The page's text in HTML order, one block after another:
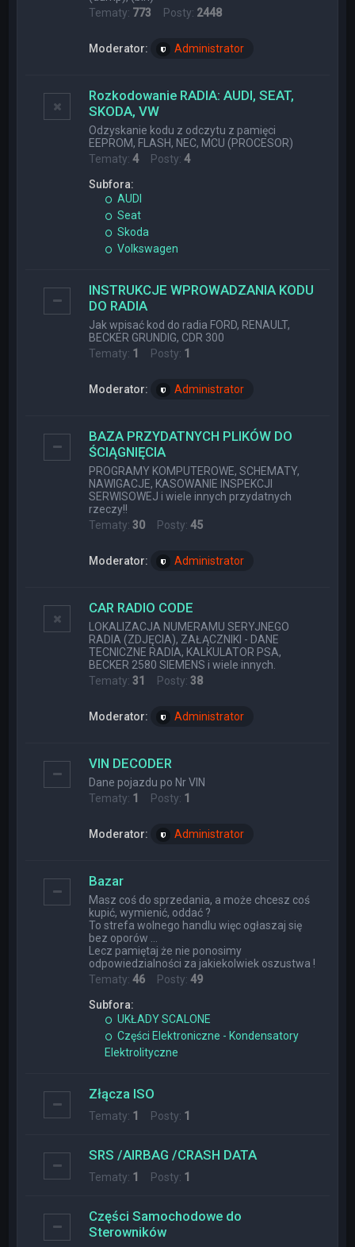
Tematy: 773 Posty: 2448
Moderator: Administrator
Rozkodowanie RADIA: AUDI, SEAT,
SKODA, VW
Odzyskanie kodu z odczytu z pamięci
EEPROM, FLASH, NEC, MCU (PROCESOR)
Tematy:4Posty:4
Subfora:
AUDI
Seat
Skoda
Volkswagen
INSTRUKCJE WPROWADZANIA KODU
DO RADIA
Jak wpisać kod do radia FORD, RENAULT,
BECKER GRUNDIG, CDR 300
Tematy: 1 Posty: 1
Moderator: Administrator
BAZA PRZYDATNYCH PLIKÓW DO
ŚCIĄGNIĘCIA
PROGRAMY KOMPUTEROWE, SCHEMATY,
NAWIGACJE, KASOWANIE INSPEKCJI
SERWISOWEJ i wiele innych przydatnych
rzeczy!!
Tematy:30 Posty:45
Moderator: Administrator
CAR RADIO CODE
LOKALIZACJA NUMERAMU SERYJNEGO
RADIA (ZDJĘCIA), ZAŁĄCZNIKI - DANE
TECNICZNE RADIA, KALKULATOR PSA,
BECKER 2580 SIEMENS i wiele innych.
Tematy:31 Posty:38
Moderator: Administrator
VIN DECODER
Dane pojazdu po Nr VIN
Tematy: 1 Posty: 1
Moderator: Administrator
Bazar
Masz coś do sprzedania, a może chcesz coś
kupić, wymienić, oddać ?
To strefa wolnego handlu więc ogłaszaj się
bez oporów ...
Lecz pamiętaj że nie ponosimy
odpowiedzialności za jakiekolwiek oszustwa !
Tematy:46 Posty:49
Subfora:
UKŁADY SCALONE
Części Elektroniczne - Kondensatory
Elektrolityczne
Złącza ISO
Tematy: 1 Posty: 1
SRS /AIRBAG /CRASH DATA
Tematy: 1 Posty: 1
Części Samochodowe do
Sterowników